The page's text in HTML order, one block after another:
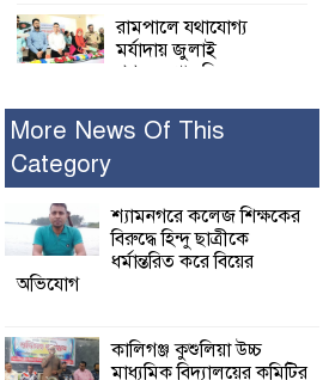
রামপালে যথাযোগ্য
মর্যাদায় জুলাই
গণঅভ্যুত্থান দিবসে
কাদেরসহ সাতজনের
বিরুদ্ধে যুক্তিতর্ক
ট্রাইব্যুনালে
নুরুল হক নুর
More News Of This
Category
শ্যামনগরে কলেজ শিক্ষকের
বিরুদ্ধে হিন্দু ছাত্রীকে
ধর্মান্তরিত করে বিয়ের
অভিযোগ
কালিগঞ্জ কুশুলিয়া উচ্চ
মাধ্যমিক বিদ্যালয়ের কমিটির